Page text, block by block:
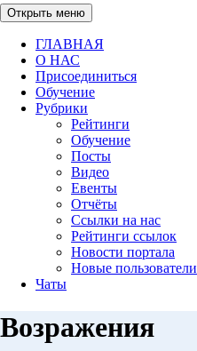
Открыть меню
ГЛАВНАЯ
О НАС
Присоединиться
Обучение
Рубрики
Рейтинги
Обучение
Посты
Видео
Евенты
Отчёты
Ссылки на нас
Рейтинги ссылок
Новости портала
Новые пользователи
Чаты
Возражения